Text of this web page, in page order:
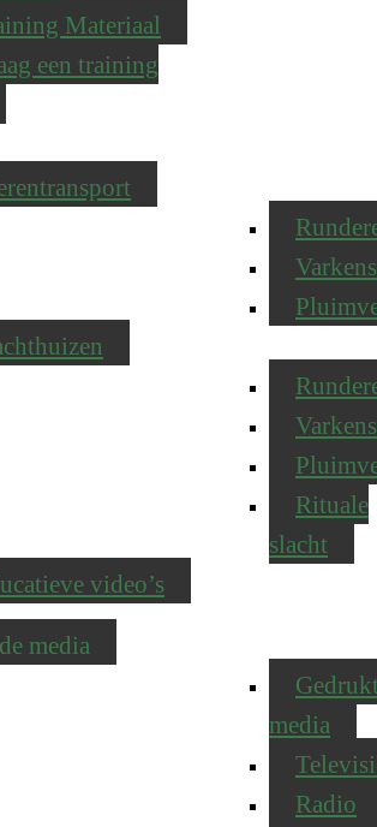
Materiaal
een training
Varkens
Varkens
Rituale
slacht
video’s
media
media
Radio